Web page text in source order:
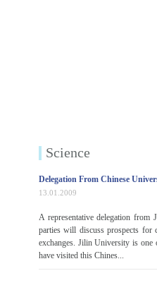
Science
Delegation From Chinese
13.01.2009
A representative delegation
parties will discuss prospects for
exchanges. Jilin University is
have visited this Chines...